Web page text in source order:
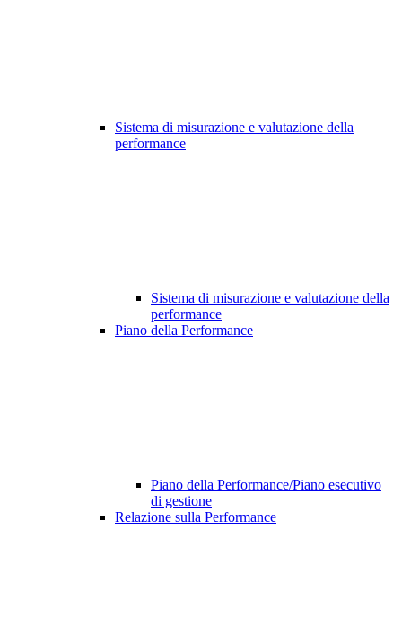
Sistema di misurazione e valutazione della
performance
Sistema di misurazione e valutazione della
performance
Piano della Performance
Piano della Performance/Piano esecutivo
di gestione
Relazione sulla Performance